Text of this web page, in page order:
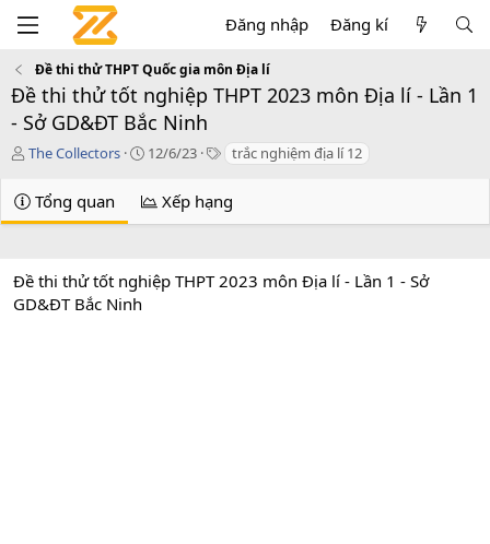
Đăng nhập Đăng kí
Đề thi thử THPT Quốc gia môn Địa lí
Đề thi thử tốt nghiệp THPT 2023 môn Địa lí - Lần 1
- Sở GD&ĐT Bắc Ninh
T
g
i
The Collectors
C
a
t
n
12/6/23
T
s
trắc nghiệm địa lí 12
Tổng quan Xếp hạng
Đề thi thử tốt nghiệp THPT 2023 môn Địa lí - Lần 1 - Sở
GD&ĐT Bắc Ninh